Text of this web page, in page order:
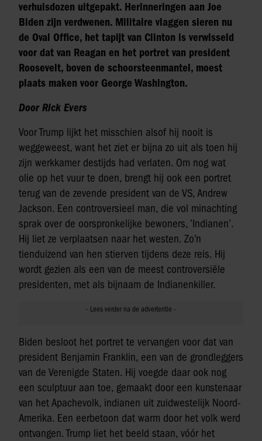
verhuisdozen uitgepakt. Herinneringen aan Joe
Biden zijn verdwenen. Militaire vlaggen sieren nu
de Oval Office, het tapijt van Clinton is verwisseld
voor dat van Reagan en het portret van president
Roosevelt, boven de schoorsteenmantel, moest
plaats maken voor George Washington.
Door Rick Evers
Voor Trump lijkt het misschien alsof hij nooit is
weggeweest, want het ziet er bijna zo uit als toen hij
zijn werkkamer destijds had verlaten. Om nog wat
olie op het vuur te doen, brengt hij ook een portret
terug van de zevende president van de VS, Andrew
Jackson. Een controversieel man, die vol minachting
sprak over de oorspronkelijke bewoners, ’Indianen’.
Hij liet ze verplaatsen naar het westen. Zo’n
tienduizend van hen stierven tijdens deze reis. Hij
wordt gezien als een van de meest controversiële
presidenten, met als bijnaam de Indianenkiller.
Biden besloot het portret te vervangen voor dat van
president Benjamin Franklin, een van de grondleggers
van de Verenigde Staten. Hij voegde daar ook nog
een sculptuur aan toe, gemaakt door een kunstenaar
van het Apachevolk, indianen uit zuidwestelijk Noord-
Amerika. Een eerbetoon dat warm door het volk werd
ontvangen. Trump liet het beeld staan, vóór het